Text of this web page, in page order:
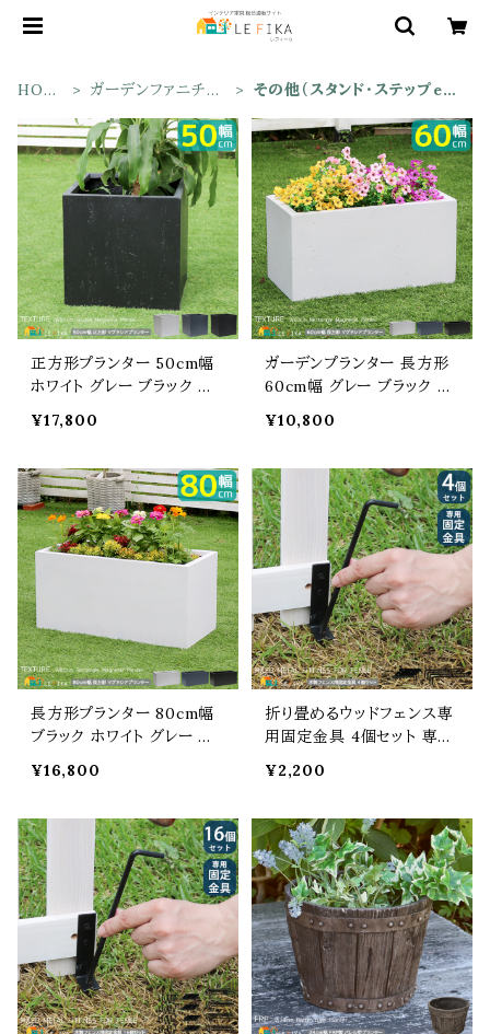
HOM
ガーデンファニチャ
その他（スタンド・ステップet
正方形プランター 50cm幅
ホワイト グレー ブラック 白
正方形 四角形 おすすめ お
cm 奥行50cm 高さ50cm
植木鉢 鉢植え 庭のプランタ
ー ベランダ バルコニー 玄
関 家庭菜園 園芸 観葉植物
野菜 果物 水抜き穴付き
¥17,800
ガーデンプランター 長方形
60cm幅 グレー ブラック ホ
60cm 奥行30cm 高さ30c
モダン コンクリート風 石調
植木鉢 鉢植え 長方形プラ
ンター 庭のプランター 水抜
き穴付き マグネシアセメント
菜園 庭園 花壇 ベランダ
¥10,800
長方形プランター 80cm幅
ブラック ホワイト グレー 黒
ーデンプランター 幅80cm
すめ おしゃれ 北欧 モダン
スタイリッシュ コンクリート
風 石調 長方形 プランター
ベランダ バルコニー 玄関
庭 ガーデニング 水抜き穴
¥16,800
折り畳めるウッドフェンス専
用固定金具 4個セット 専用
金具 ペグ フェンス固定金
直径0.6cm おすすめ おしゃ
れ スチール製 L字金具幅2
cm 奥行3cm 高さ8cm 木
製フェンス固定金具 折り畳
みフェンス用固定金具 ガー
デニング
¥2,200